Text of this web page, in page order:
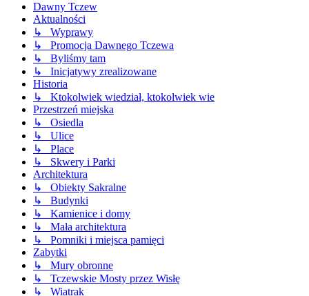
Dawny Tczew
Aktualności
↳ Wyprawy
↳ Promocja Dawnego Tczewa
↳ Byliśmy tam
↳ Inicjatywy zrealizowane
Historia
↳ Ktokolwiek wiedział, ktokolwiek wie
Przestrzeń miejska
↳ Osiedla
↳ Ulice
↳ Place
↳ Skwery i Parki
Architektura
↳ Obiekty Sakralne
↳ Budynki
↳ Kamienice i domy
↳ Mała architektura
↳ Pomniki i miejsca pamięci
Zabytki
↳ Mury obronne
↳ Tczewskie Mosty przez Wisłę
↳ Wiatrak